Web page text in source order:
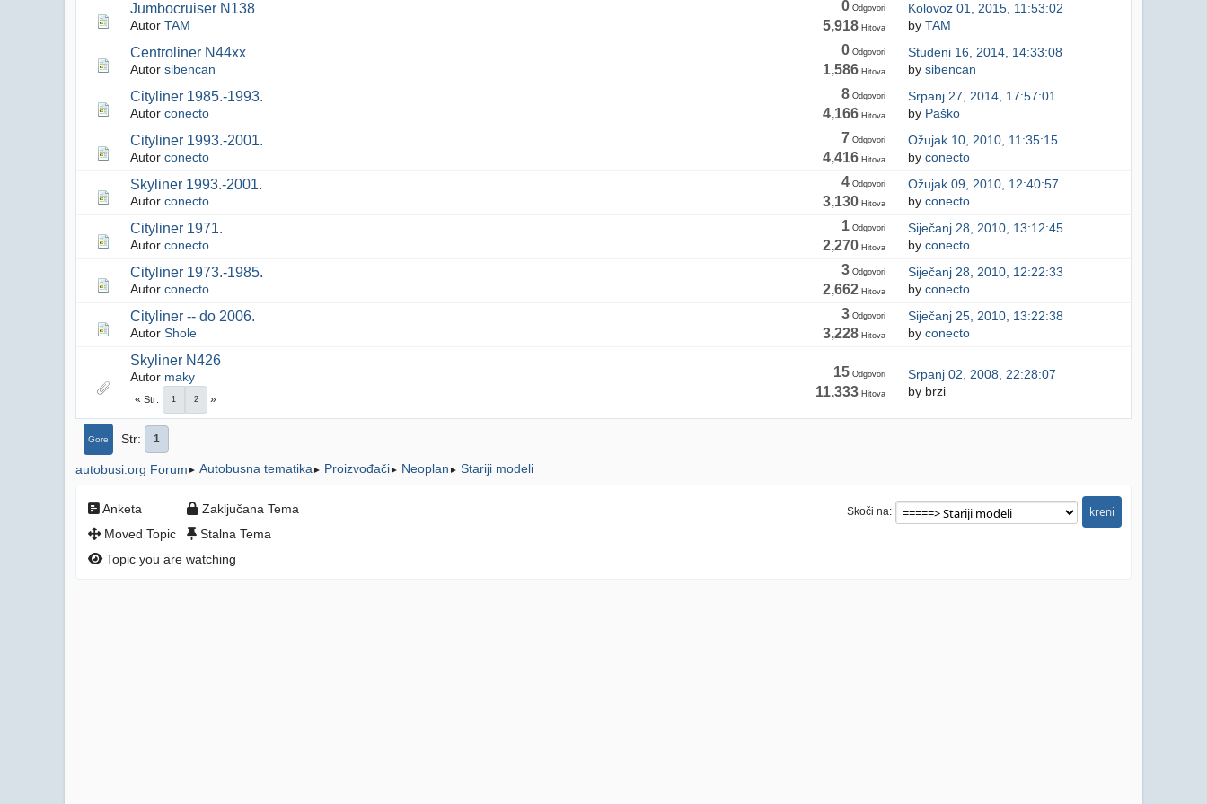
Jumbocruiser N138
Autor TAM
0Odgovori
5,918Hitova
Kolovoz 01, 2015, 11:53:02
by TAM
Centroliner N44xx
Autor sibencan
0Odgovori
1,586Hitova
Studeni 16, 2014, 14:33:08
by sibencan
Cityliner 1985.-1993.
Autor conecto
8Odgovori
4,166Hitova
Srpanj 27, 2014, 17:57:01
by Paško
Cityliner 1993.-2001.
Autor conecto
7 Odgovori
4,416Hitova
Ožujak 10, 2010, 11:35:15
by conecto
Skyliner 1993.-2001.
Autor conecto
4Odgovori
3,130Hitova
Ožujak 09, 2010, 12:40:57
by conecto
Cityliner 1971.
Autor conecto
1Odgovori
2,270Hitova
Siječanj 28, 2010, 13:12:45
by conecto
Cityliner 1973.-1985.
Autor conecto
3Odgovori
2,662Hitova
Siječanj 28, 2010, 12:22:33
by conecto
Cityliner -- do 2006.
Autor Shole
3Odgovori
3,228Hitova
Siječanj 25, 2010, 13:22:38
by conecto
Skyliner N426
Autor maky
Str 1 2
15Odgovori
11,333Hitova
Srpanj 02, 2008, 22:28:07
by brzi
Gore Str 1
autobusi.org Forum ► Autobusna tematika ► Proizvođači► Neoplan ► Stariji modeli
Skoči na
Anketa
Moved Topic
Zaključana Tema
Stalna Tema
Topic you are watching